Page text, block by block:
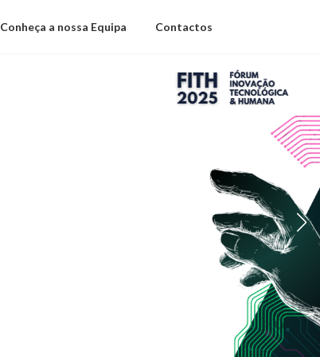
Conheça a nossa Equipa Contactos